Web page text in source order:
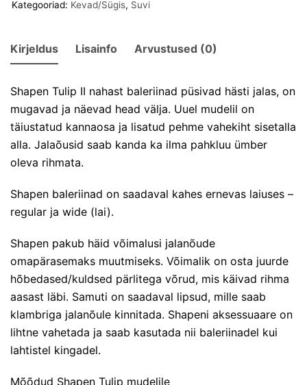
Kategooriad: Kevad/Sügis, Suvi
Kirjeldus Lisainfo Arvustused (0)
Shapen Tulip II nahast baleriinad püsivad hästi jalas, on
mugavad ja näevad head välja. Uuel mudelil on
täiustatud kannaosa ja lisatud pehme vahekiht sisetalla
alla. Jalaõusid saab kanda ka ilma pahkluu ümber
oleva rihmata.
Shapen baleriinad on saadaval kahes ernevas laiuses –
regular ja wide (lai).
Shapen pakub häid võimalusi jalanõude
omapärasemaks muutmiseks. Võimalik on osta juurde
hõbedased/kuldsed pärlitega võrud, mis käivad rihma
aasast läbi. Samuti on saadaval lipsud, mille saab
klambriga jalanõule kinnitada. Shapeni aksessuaare on
lihtne vahetada ja saab kasutada nii baleriinadel kui
lahtistel kingadel.
Mõõdud Shapen Tulip mudelile